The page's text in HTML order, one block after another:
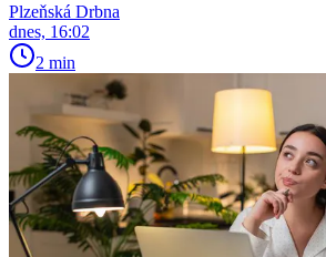
Plzeňská Drbna
dnes, 16:02
2 min